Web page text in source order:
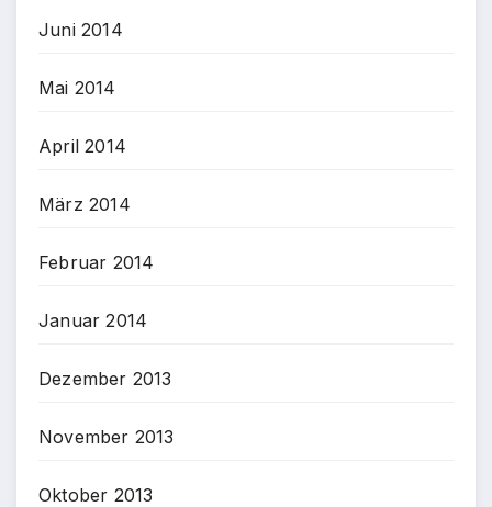
Juni 2014
Mai 2014
April 2014
März 2014
Februar 2014
Januar 2014
Dezember 2013
November 2013
Oktober 2013